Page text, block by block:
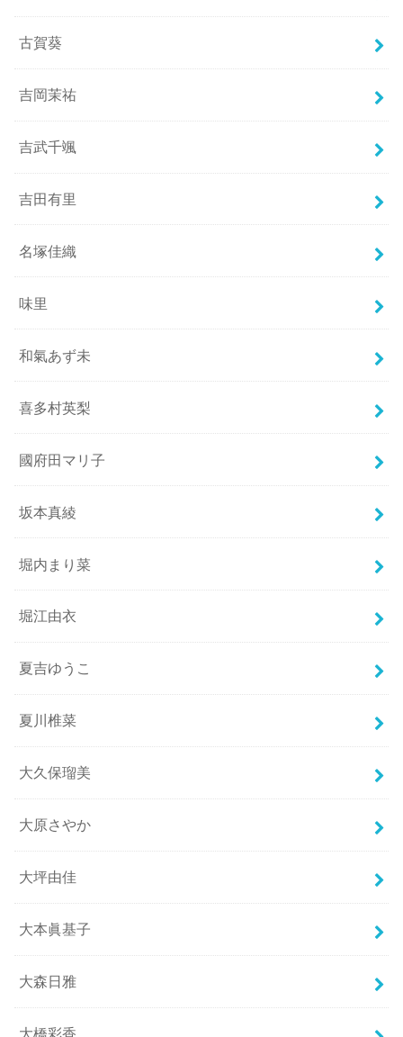
古賀葵
吉岡茉祐
吉武千颯
吉田有里
名塚佳織
味里
和氣あず未
喜多村英梨
國府田マリ子
坂本真綾
堀内まり菜
堀江由衣
夏吉ゆうこ
夏川椎菜
大久保瑠美
大原さやか
大坪由佳
大本眞基子
大森日雅
大橋彩香